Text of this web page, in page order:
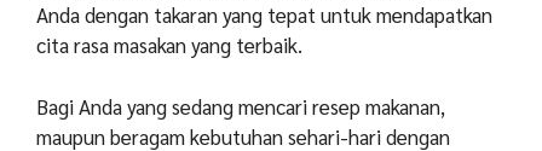
Anda dengan takaran yang tepat untuk mendapatkan
cita rasa masakan yang terbaik.
Bagi Anda yang sedang mencari resep makanan,
maupun beragam kebutuhan sehari-hari dengan